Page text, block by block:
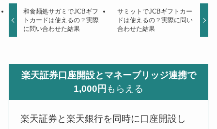
和食麺処サガミでJCBギフ
トカードは使えるの？実際
に問い合わせた結果
サミットでJCBギフトカー
ドは使えるの？実際に問い
合わせた結果
楽天証券口座開設とマネーブリッジ連携で
1,000円 もらえる
楽天証券と楽天銀行を同時に口座開設し